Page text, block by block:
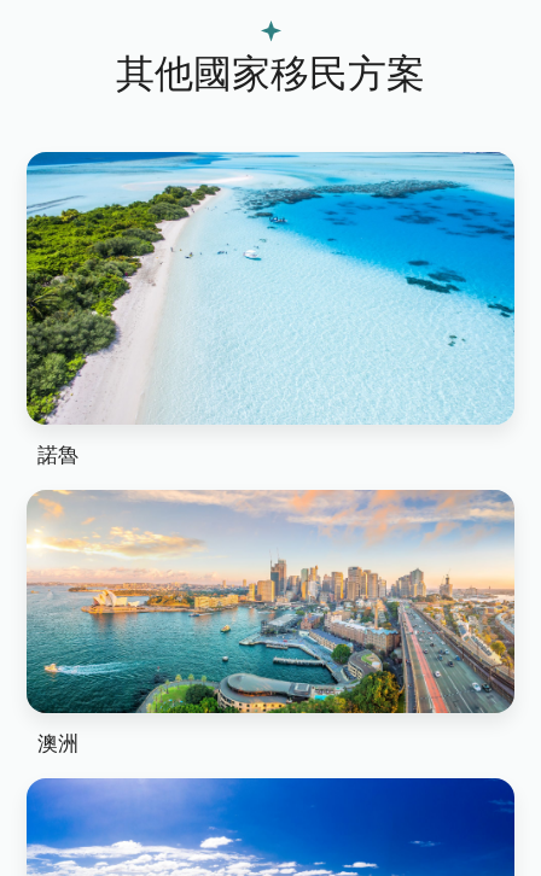
其他國家移民方案
諾魯
澳洲